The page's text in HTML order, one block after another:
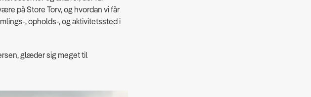
på Store Torv, og hvordan vi får
, opholds-, og aktivitetssted i
glæder sig meget til